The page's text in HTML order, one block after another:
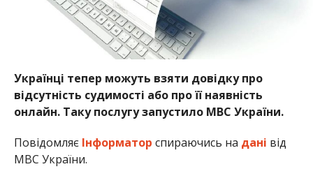
Українці тепер можуть взяти довідку про
відсутність судимості або про її наявність
онлайн. Таку послугу запустило МВС України.
Повідомляє Інформатор спираючись на дані від
МВС України.